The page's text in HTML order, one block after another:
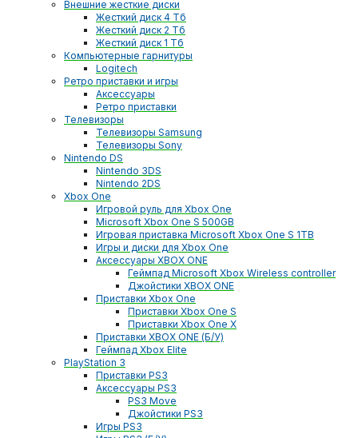
Внешние жесткие диски
Жесткий диск 4 Тб
Жесткий диск 2 Тб
Жесткий диск 1 Тб
Компьютерные гарнитуры
Logitech
Ретро приставки и игры
Аксессуары
Ретро приставки
Телевизоры
Телевизоры Samsung
Телевизоры Sony
Nintendo DS
Nintendo 3DS
Nintendo 2DS
Xbox One
Игровой руль для Xbox One
Microsoft Xbox One S 500GB
Игровая приставка Microsoft Xbox One S 1TB
Игры и диски для Xbox One
Аксессуары XBOX ONE
Геймпад Microsoft Xbox Wireless controller
Джойстики XBOX ONE
Приставки Xbox One
Приставки Xbox One S
Приставки Xbox One X
Приставки XBOX ONE (Б/У)
Геймпад Xbox Elite
PlayStation 3
Приставки PS3
Аксессуары PS3
PS3 Move
Джойстики PS3
Игры PS3